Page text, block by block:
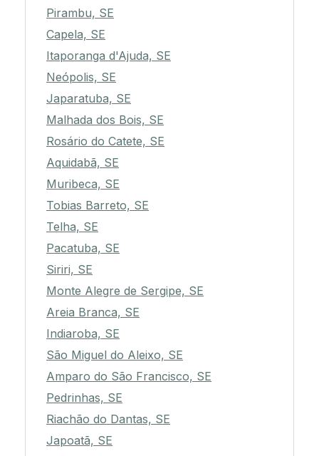
Pirambu, SE
Capela, SE
Itaporanga d'Ajuda, SE
Neópolis, SE
Japaratuba, SE
Malhada dos Bois, SE
Rosário do Catete, SE
Aquidabã, SE
Muribeca, SE
Tobias Barreto, SE
Telha, SE
Pacatuba, SE
Siriri, SE
Monte Alegre de Sergipe, SE
Areia Branca, SE
Indiaroba, SE
São Miguel do Aleixo, SE
Amparo do São Francisco, SE
Pedrinhas, SE
Riachão do Dantas, SE
Japoatã, SE